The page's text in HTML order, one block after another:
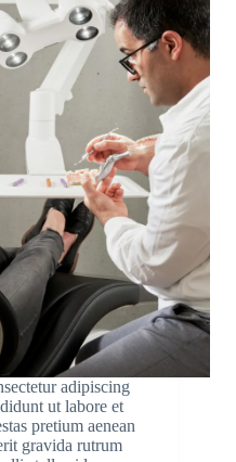
adipiscing
ut labore et
pretium aenean
gravida rutrum